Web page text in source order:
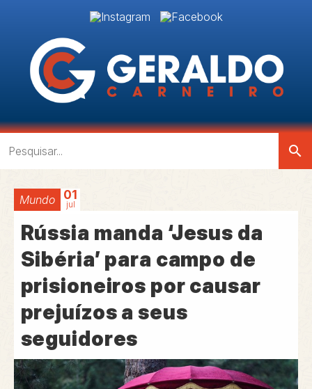
search
Mundo 01
jul
Rússia manda ‘Jesus da
Sibéria’ para campo de
prisioneiros por causar
prejuízos a seus
seguidores